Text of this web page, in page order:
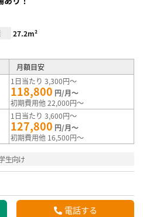
27.2m²
月額目安
1日当たり 3,300円～
118,800 円/月～
初期費用他 22,000円～
1日当たり 3,600円～
127,800 円/月～
初期費用他 16,500円～
生向け
電話する